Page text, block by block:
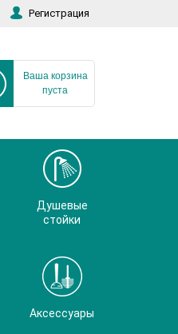
Регистрация
Ваша корзина
пуста
Душевые
стойки
Аксессуары